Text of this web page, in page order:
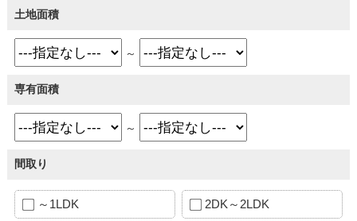
土地面積
～
専有面積
～
間取り
～1LDK 2DK～2LDK